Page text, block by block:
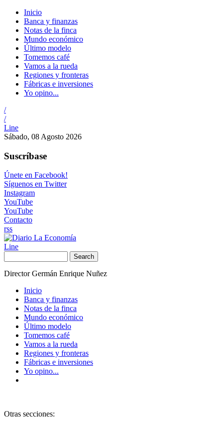
Inicio
Banca y finanzas
Notas de la finca
Mundo económico
Último modelo
Tomemos café
Vamos a la rueda
Regiones y fronteras
Fábricas e inversiones
Yo opino...
/
/
Line
Sábado, 08 Agosto 2026
Suscríbase
Únete en Facebook!
Síguenos en Twitter
Instagram
YouTube
YouTube
Contacto
rss
Line
Search
Director Germán Enrique Nuñez
Inicio
Banca y finanzas
Notas de la finca
Mundo económico
Último modelo
Tomemos café
Vamos a la rueda
Regiones y fronteras
Fábricas e inversiones
Yo opino...
Otras secciones: